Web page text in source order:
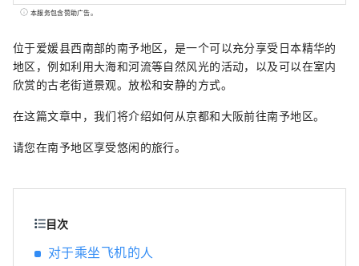
合一周或更长时间的长期住宿。请尽情享受爱
本服务包含赞助广告。
位于爱媛县西南部的南予地区，是一个可以充分享受日本精华的
地区，例如利用大海和河流等自然风光的活动，以及可以在室内
欣赏的古老街道景观。放松和安静的方式。
在这篇文章中，我们将介绍如何从京都和大阪前往南予地区。
请您在南予地区享受悠闲的旅行。
目次
对于乘坐飞机的人